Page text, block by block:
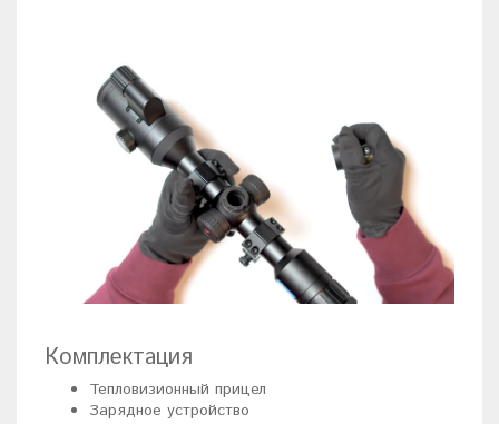
Комплектация
Тепловизионный прицел
Зарядное устройство